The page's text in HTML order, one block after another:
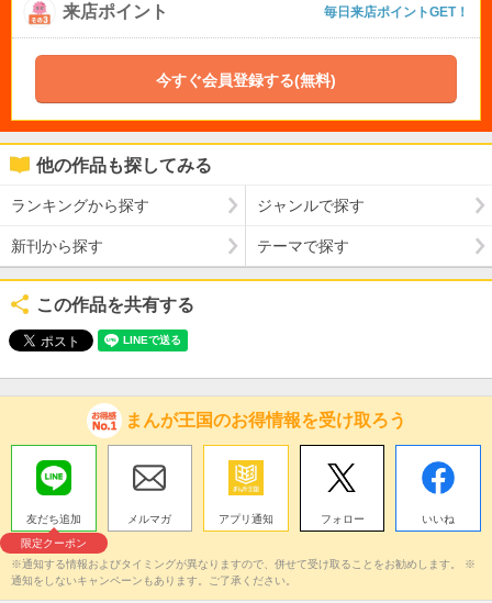
来店ポイント 毎日来店ポイントGET！
今すぐ会員登録する(無料)
他の作品も探してみる
ランキングから探す ジャンルで探す
新刊から探す テーマで探す
この作品を共有する
まんが王国のお得情報を受け取ろう
友だち追加
限定クーポン
メルマガ アプリ通知 フォロー いいね
※通知する情報およびタイミングが異なりますので、併せて受け取ることをお勧めします。 ※
通知をしないキャンペーンもあります。ご了承ください。